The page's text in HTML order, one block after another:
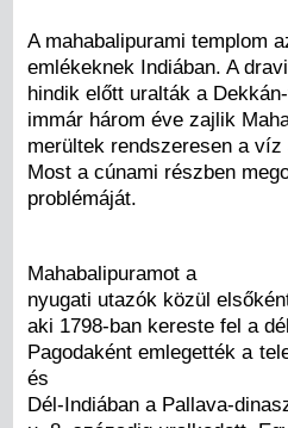
A mahabalipurami templom
emlékeknek Indiában. A
hindik előtt uralták a
immár három éve zajlik
merültek rendszeresen a
Most a cúnami részben
problémáját.
Mahabalipuramot a
nyugati utazók közül
aki 1798-ban kereste fel a
Pagodaként emlegették a
és
Dél-Indiában a Pallava-